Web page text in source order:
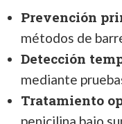
Prevención
métodos de
Detección
mediante
Tratamiento